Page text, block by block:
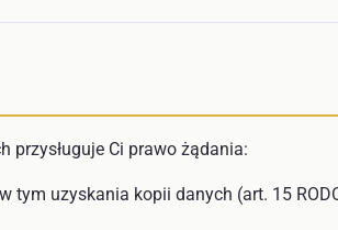
przysługuje Ci prawo żądania:
tym uzyskania kopii danych (art. 15